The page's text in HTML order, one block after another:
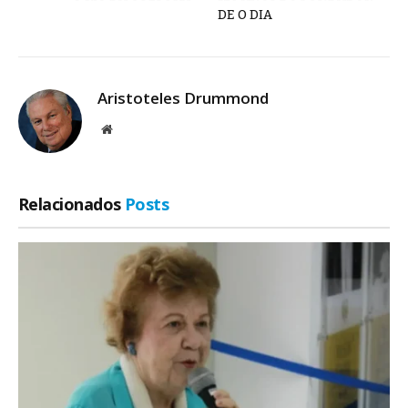
DE O DIA
Aristoteles Drummond
Site
Relacionados Posts